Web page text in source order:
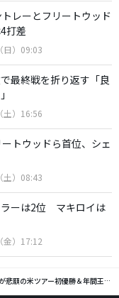
レーとフリートウッド
打差
）09:03
最終戦を折り返す「良
）16:56
トウッドら首位、シェ
）08:43
ーは2位 マキロイは
）17:12
ツアー初優勝＆年間王者 松山英樹は29位